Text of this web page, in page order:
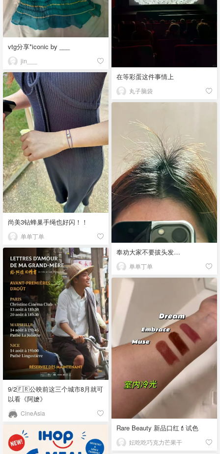
vtg分享*iconic by ___
jin___
在等彩蛋这件事情上
丸子脑袋
尚美3钻蜂巢手绳也好闪！！
单单丁单
奉劝大家不要拔头发…
单单丁单
9/2🇫🇷公映前这三个城市8月就可
以看《阿嬷》
CineAsia
Rare Beauty 新品口红💄试色
妘吃吃巧克力芒果干